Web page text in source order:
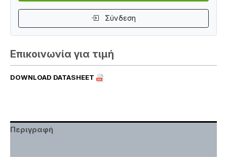
Επικοινωνία για τιμή
DOWNLOAD DATASHEET
Σύνδεση
Περιγραφή